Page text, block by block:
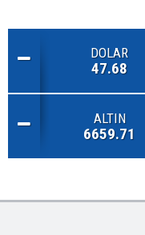
DOLAR
47.68
ALTIN
6659.71